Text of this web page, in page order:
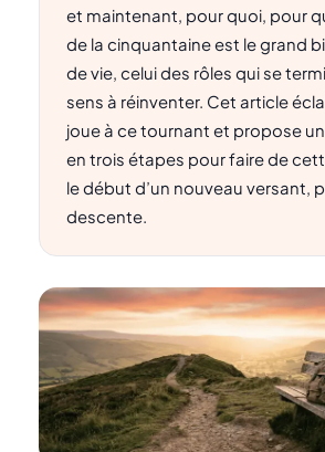
et maintenant, pour quoi, pour
de la cinquantaine est le grand
de vie, celui des rôles qui se
sens à réinventer. Cet article
joue à ce tournant et propose
en trois étapes pour faire de
le début d’un nouveau versant,
descente.